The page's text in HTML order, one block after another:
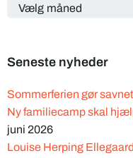
Seneste nyheder
Sommerferien gør
Ny familiecamp skal
juni 2026
Louise Herping